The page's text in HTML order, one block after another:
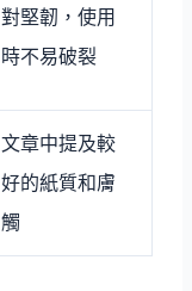
對堅韌，使用
時不易破裂
文章中提及較
好的紙質和膚
觸